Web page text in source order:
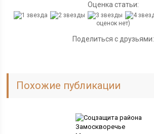
Оценка статьи:
оценок нет)
Поделиться с друзьями:
Похожие публикации